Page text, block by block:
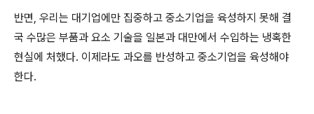
반면, 우리는 대기업에만 집중하고 중소기업을 육성하지 못해 결
국 수많은 부품과 요소 기술을 일본과 대만에서 수입하는 냉혹한
현실에 처했다. 이제라도 과오를 반성하고 중소기업을 육성해야
한다.